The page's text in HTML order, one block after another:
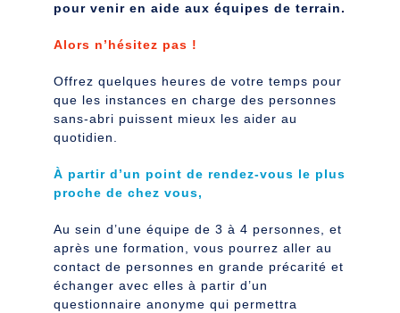
pour venir en aide aux équipes de terrain.
Alors n’hésitez pas !
Offrez quelques heures de votre temps pour
que les instances en charge des personnes
sans-abri puissent mieux les aider au
quotidien.
À partir d’un point de rendez-vous le plus
proche de chez vous,
Au sein d’une équipe de 3 à 4 personnes, et
après une formation, vous pourrez aller au
contact de personnes en grande précarité et
échanger avec elles à partir d’un
questionnaire anonyme qui permettra